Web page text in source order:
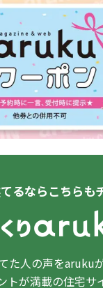
るならこちらも
た人の声をaruku
トが満載の住宅サ